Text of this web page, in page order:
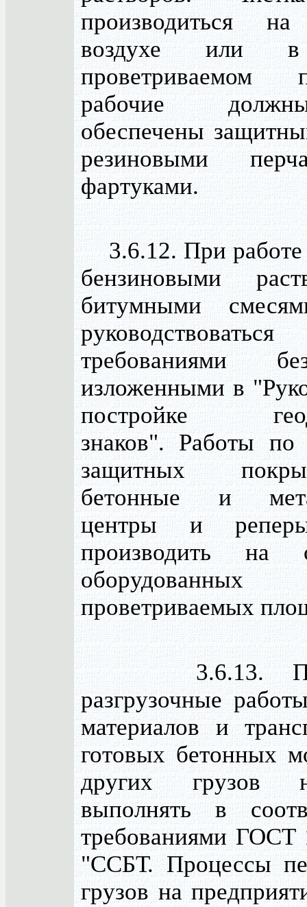
производиться
воздухе или
проветриваемом
рабочие
обеспечены
резиновыми
фартуками.
3.6.12. При работе
бензиновыми
битумными
руководствоваться
требованиями
изложенными в
постройке
знаков". Работы по
защитных
бетонные и
центры и
производить на
проветриваемых
3.6.13.
разгрузочные
материалов и
готовых бетонных
других грузов
выполнять в
требованиями ГОСТ
"ССБТ. Процессы
грузов на